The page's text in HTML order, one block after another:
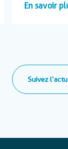
En savoir
Suivez